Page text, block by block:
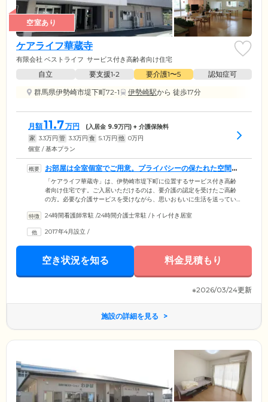
空室あり
ケアライフ華蔵寺
有限会社 ベストライフ サービス付き高齢者向け住宅
自立 要支援1•2 要介護1〜5
認知症可
群馬県伊勢崎市堤下町72-1
伊勢崎駅から 徒歩17分
月額11.7万円 (入居金 9.9万円) + 介護保険料
家 3.3万円 管 3.3万円 食 5.1万円 他 0万円
個室 / 基本プラン
お部屋は全室個室でご用意。プライバシーの保たれた空間で
す「ケアライフ華蔵寺」は、伊勢崎市堤下町に位置するサービス付き高齢
者向け住宅です。ご入居いただけるのは、要介護の認定を受けたご高齢
の方。必要な介護サービスを受けながら、思いおもいに生活を送ってい
意。プライバシーの保たれた空間で、おひとりの時間を大切にしていた
用。各所に手すりを設置し、足腰に不安を抱えた方の歩行をサポートし
ています。段差も解消していますので、車いすや歩行器をご利用の方も
24時間看護師常駐 /24時間介護士常駐 /トイレ付き居室
2017年4月設立 /
空き状況を知る 料金見積もり
※2026/03/24更新
施設の詳細を見る